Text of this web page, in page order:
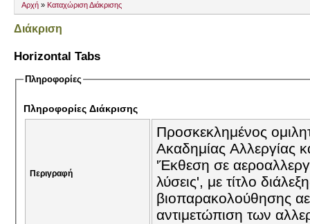
Αρχή » Καταχώριση Διάκρισης
Διάκριση
Horizontal Tabs
Πληροφορίες
Πληροφορίες Διάκρισης
Περιγραφή
Προσκεκλημένος
Ακαδημίας Αλλεργίας
'Έκθεση σε
λύσεις', με τίτλο
βιοπαρακολούθησης
αντιμετώπιση των